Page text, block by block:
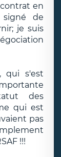
en
de
je suis
qui s'est
des
qui est
pas
!!!